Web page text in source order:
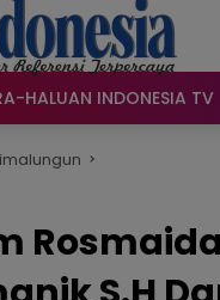
HALUAN INDONESIA TV